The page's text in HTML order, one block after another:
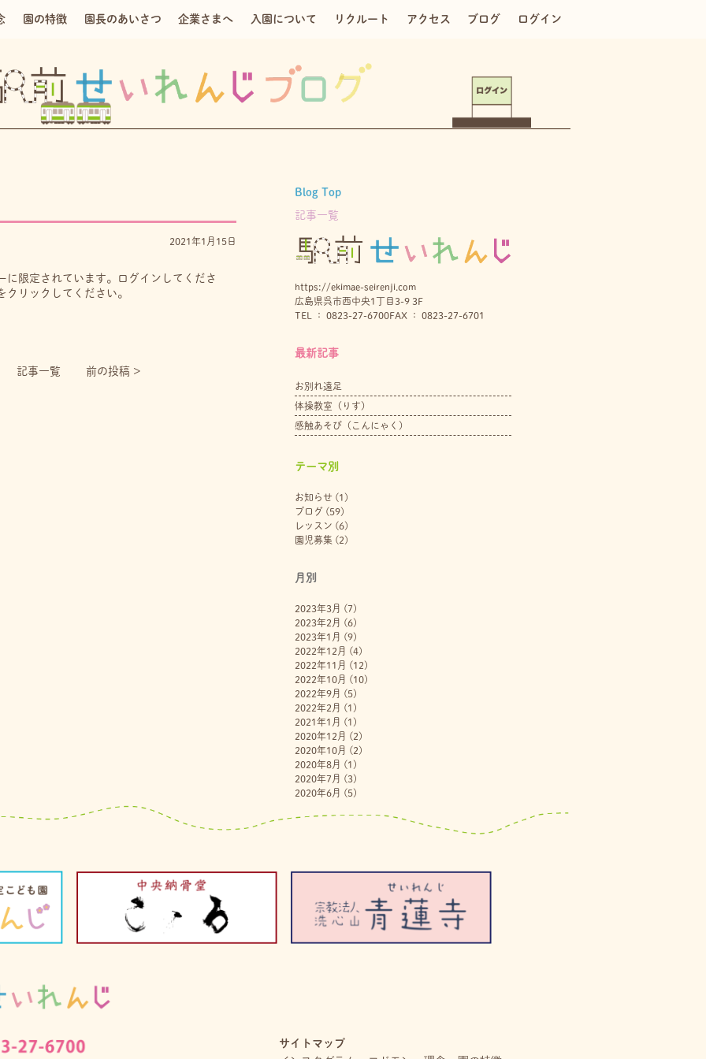
園の特徴 園長のあいさつ 企業さまへ 入園について リクルート アクセス ブログ ログイン
2021年1月15日
に限定されています。ログインしてくださ
クリックしてください。
記事一覧 前の投稿 >
Blog Top
記事一覧
https://ekimae-seirenji.com
広島県呉市西中央1丁目3-9 3F
TEL ： 0823-27-6700FAX ： 0823-27-6701
最新記事
お別れ遠足
体操教室（りす）
感触あそび（こんにゃく）
テーマ別
お知らせ(1)
ブログ(59)
レッスン (6)
園児募集 (2)
月別
2023年3月 (7)
2023年2月 (6)
2023年1月 (9)
2022年12月 (4)
2022年11月 (12)
2022年10月 (10)
2022年9月 (5)
2022年2月 (1)
2021年1月 (1)
2020年12月 (2)
2020年10月 (2)
2020年8月 (1)
2020年7月 (3)
2020年6月 (5)
サイトマップ